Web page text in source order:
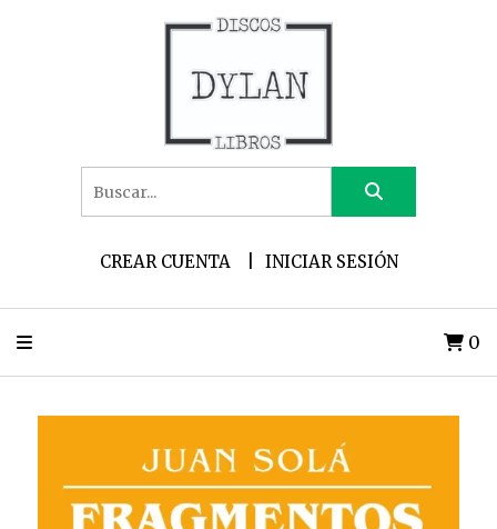
CREAR CUENTA INICIAR SESIÓN
0